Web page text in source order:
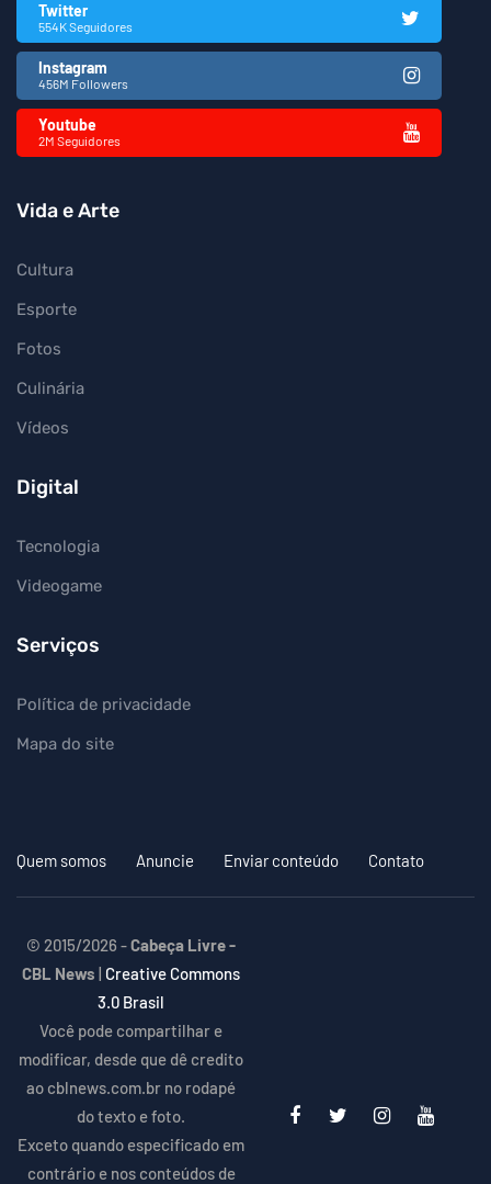
Twitter
554K Seguidores
Instagram
456M Followers
Youtube
2M Seguidores
Vida e Arte
Cultura
Esporte
Fotos
Culinária
Vídeos
Digital
Tecnologia
Videogame
Serviços
Política de privacidade
Mapa do site
Quem somos Anuncie Enviar conteúdo Contato
© 2015/2026 -Cabeça Livre -
CBL News | Creative Commons
3.0 Brasil
Você pode compartilhar e
modificar, desde que dê credito
ao cblnews.com.br no rodapé
do texto e foto.
Exceto quando especificado em
contrário e nos conteúdos de